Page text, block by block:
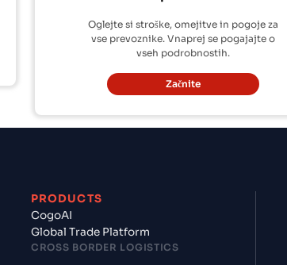
Oglejte si stroške, omejitve in pogoje za
vse prevoznike. Vnaprej se pogajajte o
vseh podrobnostih.
Začnite
PRODUCTS
CogoAI
Global Trade Platform
CROSS BORDER LOGISTICS